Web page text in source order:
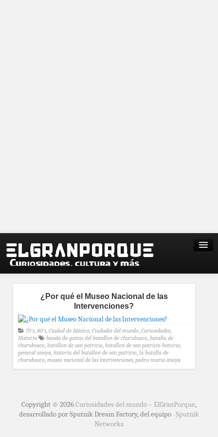
¿Por qué el Museo Nacional de las
Intervenciones?
70's, 80's, Ciudad de México, Ciudades del mundo, Curiosidades,
Historia
banda de gaitas del batallon de churubusco, batalla de
churubusco, batallon de san patricio, batallon de san patricio historia,
general anaya, historia del batallon de san patricio, la batalla de
churubusco, museo nacional de las intervenciones, pedro maria anaya
Copyright © 2026Curiosidades del mundo – ElGranPorque,
desarrollado por Sputnik Dream Factory, del equipo Sputnik
Networks